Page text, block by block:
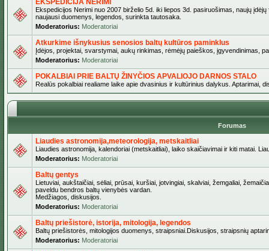
EKSPEDICIJA NERIMI
Ekspedicijos Nerimi nuo 2007 birželio 5d. iki liepos 3d. pasiruošimas, naujų
naujausi duomenys, legendos, surinkta tautosaka.
Moderatorius: Moderatoriai
Atkurkime išnykusius senosios baltų kultūros paminklus
Įdėjos, projektai, svarstymai, aukų rinkimas, rėmėjų paieškos, įgyvendinimas,
Moderatorius: Moderatoriai
POKALBIAI PRIE BALTŲ ŽINYČIOS APVALIOJO DARNOS STALO
Realūs pokalbiai realiame laike apie dvasinius ir kultūrinius dalykus. Aptarimai,
Forumas
Liaudies astronomija,meteorologija, metskaitliai
Liaudies astronomija, kalendoriai (metskaitliai), laiko skaičiavimai ir kiti matai.
Moderatorius: Moderatoriai
Baltų gentys
Lietuviai, aukštaičiai, sėliai, prūsai, kuršiai, jotvingiai, skalviai, žemgaliai,
paveldu bendros baltų vienybės vardan.
Medžiagos, diskusijos.
Moderatorius: Moderatoriai
Baltų priešistorė, istorija, mitologija, legendos
Baltų priešistorės, mitologijos duomenys, straipsniai.Diskusijos, straipsnių
Moderatorius: Moderatoriai